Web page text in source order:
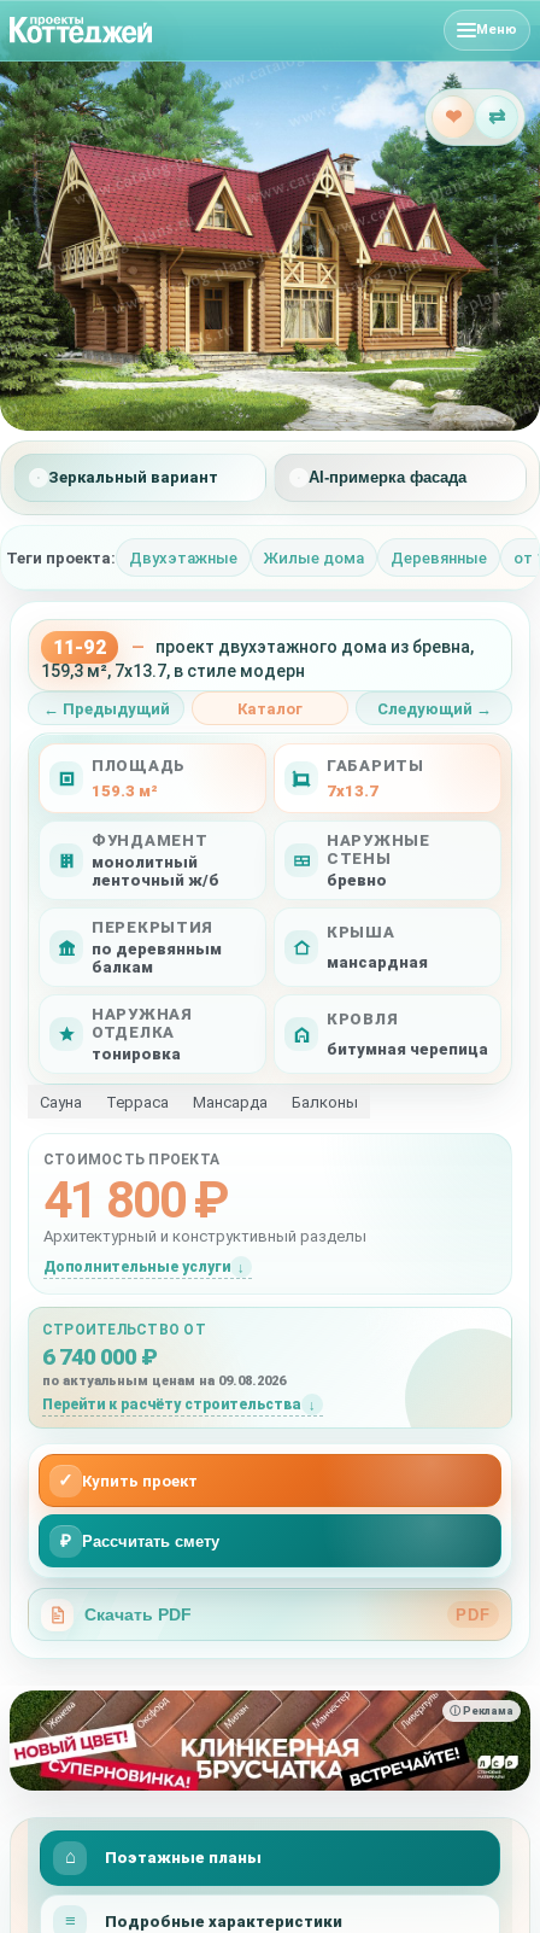
Меню
Зеркальный вариант AI-примерка фасада
Теги проекта: Двухэтажные Жилые дома Деревянные от
❤ ⇄
11-92 —
проект двухэтажного дома из бревна,
159,3 м², 7x13.7, в стиле модерн
← Предыдущий Каталог Следующий →
ПЛОЩАДЬ
159.3 м²
ГАБАРИТЫ
7x13.7
ФУНДАМЕНТ
монолитный
ленточный ж/б
НАРУЖНЫЕ
СТЕНЫ
бревно
ПЕРЕКРЫТИЯ
по деревянным
балкам
КРЫША
мансардная
НАРУЖНАЯ
ОТДЕЛКА
тонировка
КРОВЛЯ
битумная черепица
Сауна Терраса Мансарда Балконы
СТОИМОСТЬ ПРОЕКТА
41 800 ₽
Архитектурный и конструктивный разделы
Дополнительные услуги
СТРОИТЕЛЬСТВО ОТ
6 740 000 ₽
по актуальным ценам на 09.08.2026
Перейти к расчёту строительства
✓ Купить проект
₽ Рассчитать смету
Скачать PDF PDF
ⓘ Реклама
Поэтажные планы
Подробные характеристики